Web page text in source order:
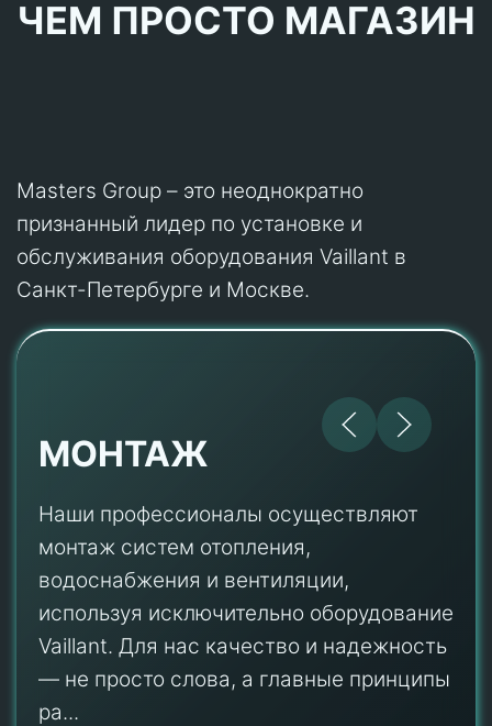
ЧЕМ ПРОСТО МАГАЗИН
Masters Group – это неоднократно
признанный лидер по установке и
обслуживания оборудования Vaillant в
Санкт-Петербурге и Москве.
МОНТАЖ
Наши профессионалы осуществляют
монтаж систем отопления,
водоснабжения и вентиляции,
используя исключительно оборудование
Vaillant. Для нас качество и надежность
— не просто слова, а главные принципы
ра...